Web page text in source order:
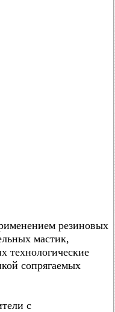
резиновых
мастик,
технологические
сопрягаемых
с